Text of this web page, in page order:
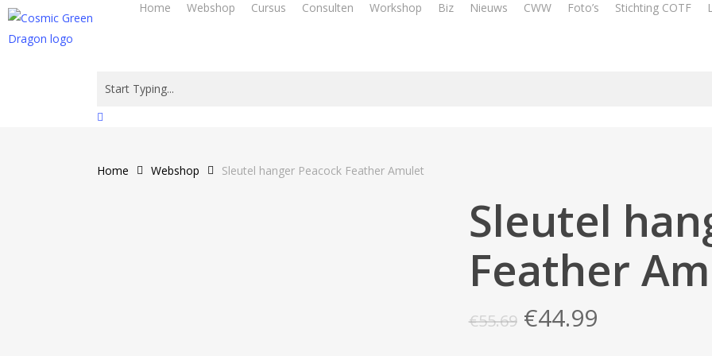
Skip
Home Webshop Cursus Consulten Workshop Biz Nieuws CWW Foto’s Stichting COTF
Close
Home Webshop Sleutel hanger Peacock Feather Amulet
Sleutel
Feather
€55.69 Oorspronkelijke
€44.99Huidige